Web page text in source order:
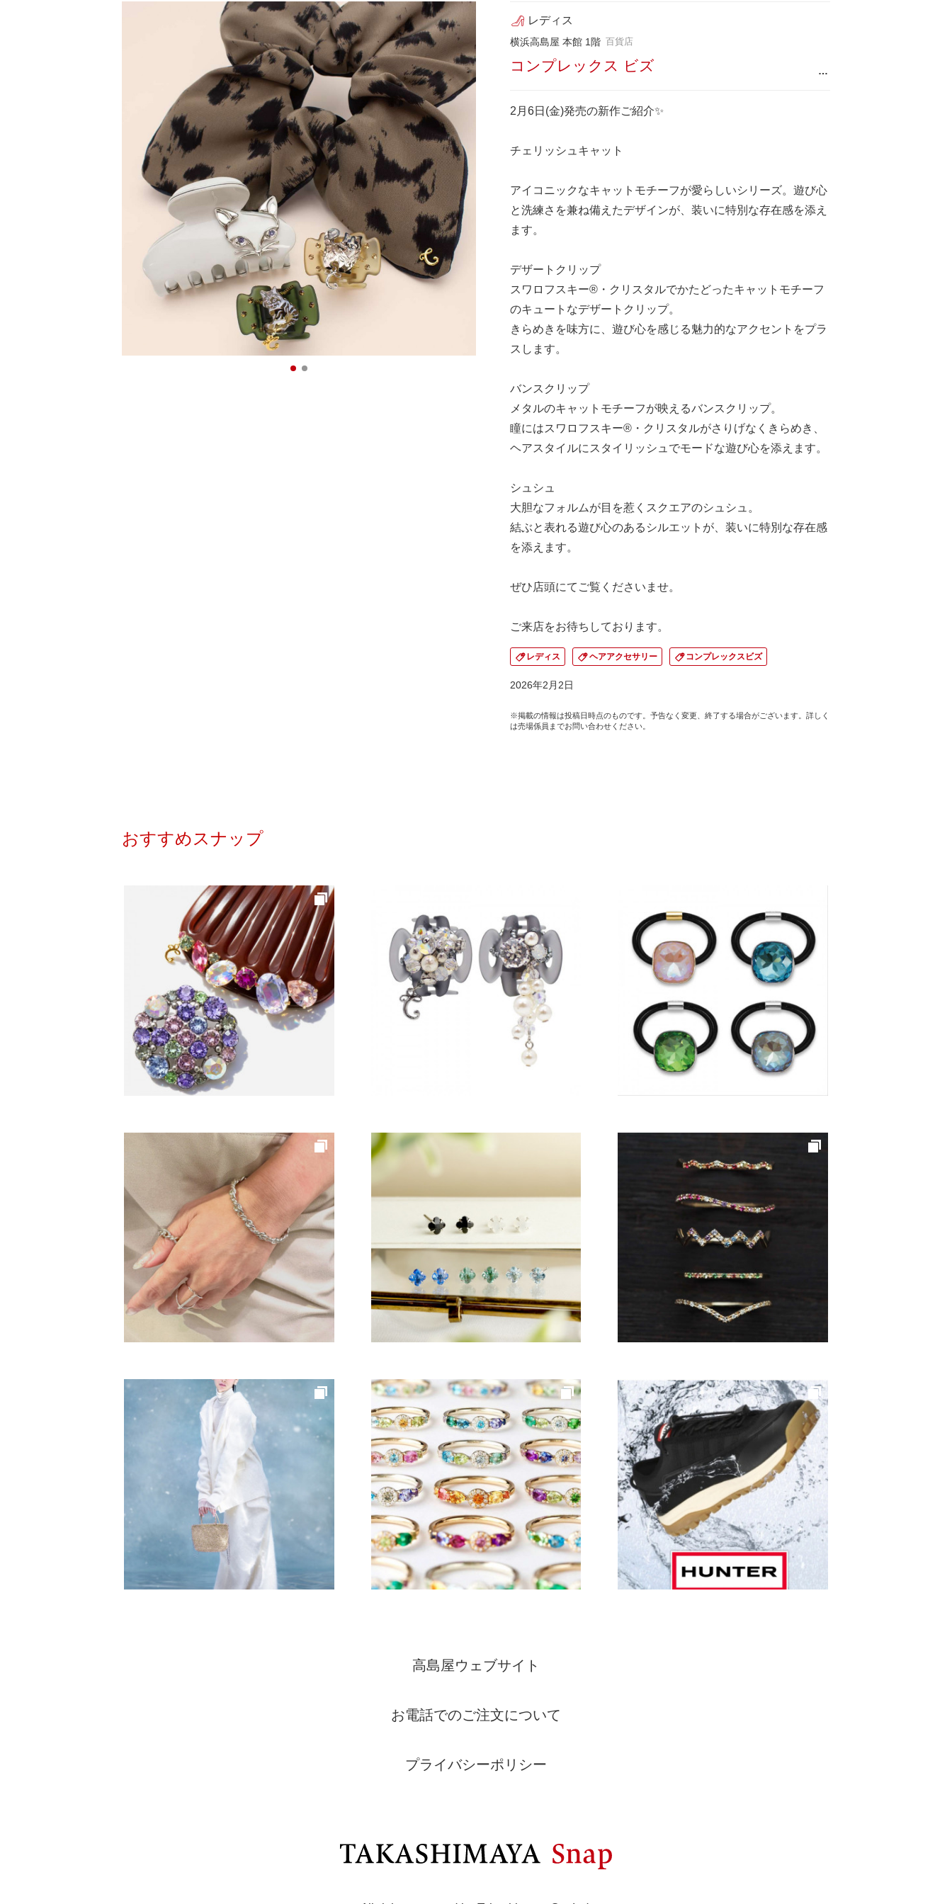
レディス
横浜高島屋 本館 1階 百貨店
コンプレックス ビズ …
2月6日(金)発売の新作ご紹介✨
チェリッシュキャット
アイコニックなキャットモチーフが愛らしいシリーズ。遊び心
と洗練さを兼ね備えたデザインが、装いに特別な存在感を添え
ます。
デザートクリップ
スワロフスキー®・クリスタルでかたどったキャットモチーフ
のキュートなデザートクリップ。
きらめきを味方に、遊び心を感じる魅力的なアクセントをプラ
スします。
バンスクリップ
メタルのキャットモチーフが映えるバンスクリップ。
瞳にはスワロフスキー®・クリスタルがさりげなくきらめき、
ヘアスタイルにスタイリッシュでモードな遊び心を添えます。
シュシュ
大胆なフォルムが目を惹くスクエアのシュシュ。
結ぶと表れる遊び心のあるシルエットが、装いに特別な存在感
を添えます。
ぜひ店頭にてご覧くださいませ。
ご来店をお待ちしております。
レディス ヘアアクセサリー コンプレックスビズ
2026年2月2日
※掲載の情報は投稿日時点のものです。予告なく変更、終了する場合がございます。詳しく
は売場係員までお問い合わせください。
おすすめスナップ
高島屋ウェブサイト
お電話でのご注文について
プライバシーポリシー